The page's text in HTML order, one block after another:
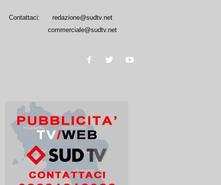
Contattaci:
redazione@sudtv.net
commerciale@sudtv.net